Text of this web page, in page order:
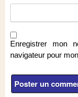
Enregistrer mon
navigateur pour